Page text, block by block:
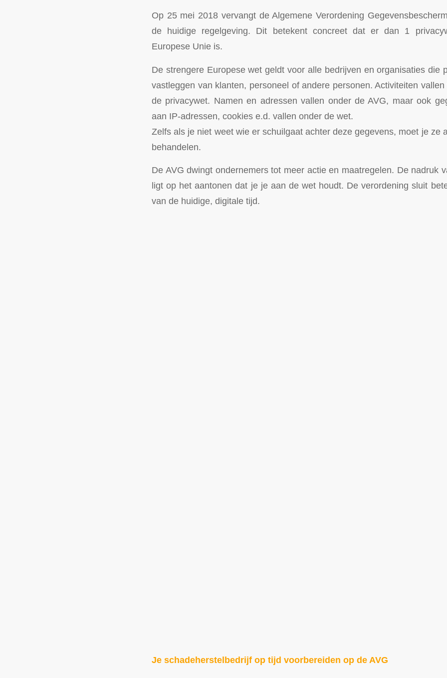
Op 25 mei 2018 vervangt de Algemene Verordening
de huidige regelgeving. Dit betekent concreet dat er dan 1
Europese Unie is.
De strengere Europese wet geldt voor alle bedrijven en organisaties die
vastleggen van klanten, personeel of andere personen. Activiteiten
de privacywet. Namen en adressen vallen onder de AVG, maar ook
aan IP-adressen, cookies e.d. vallen onder de wet.
Zelfs als je niet weet wie er schuilgaat achter deze gegevens, moet je ze
behandelen.
De AVG dwingt ondernemers tot meer actie en maatregelen. De nadruk
ligt op het aantonen dat je je aan de wet houdt. De verordening sluit
van de huidige, digitale tijd.
Je schadeherstelbedrijf op tijd voorbereiden op de AVG